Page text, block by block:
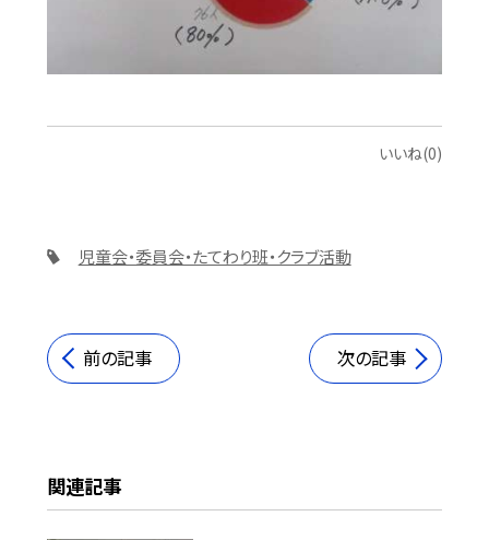
いいね(0)
児童会・委員会・たてわり班・クラブ活動
前の記事 次の記事
関連記事